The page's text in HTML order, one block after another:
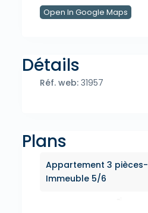
Open In Google Maps
Détails
Réf. web: 31957
Plans
Appartement 3 pièces-
Immeuble 5/6